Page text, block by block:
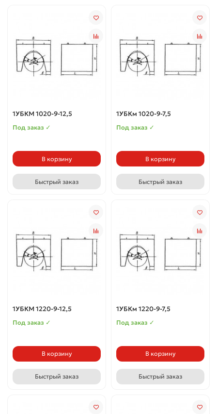
1УБКМ 1020-9-12,5
Под заказ ✓
В корзину
Быстрый заказ
1УБКм 1020-9-7,5
Под заказ ✓
В корзину
Быстрый заказ
1УБКМ 1220-9-12,5
Под заказ ✓
В корзину
Быстрый заказ
1УБКм 1220-9-7,5
Под заказ ✓
В корзину
Быстрый заказ